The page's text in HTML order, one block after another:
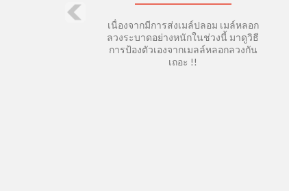
เนื่องจากมีการส่งเมล์ปลอม เมล์หลอก
ลวงระบาดอย่างหนักในช่วงนี้ มาดูวิธี
การป้องตัวเองจากเมลล์หลอกลวงกัน
เถอะ !!